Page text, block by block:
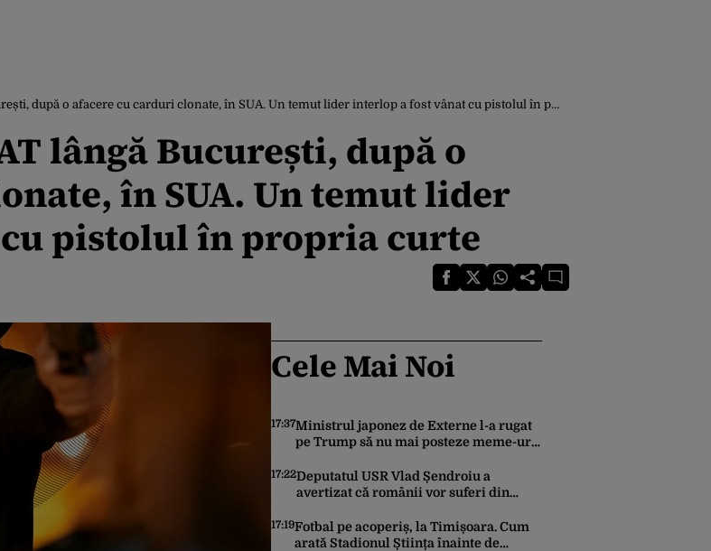
după o afacere cu carduri clonate, în SUA. Un temut lider interlop a fost vânat cu pistolul în propria curte
lângă București, după o
în SUA. Un temut lider
pistolul în propria curte
Cele Mai Noi
17:37Ministrul japonez de Externe l-a rugat
pe Trump să nu mai posteze meme-uri
Mario pe platformele social-media
17:22Deputatul USR Vlad Șendroiu a
avertizat că românii vor suferi din
deștepți vor specula și după vor crește
prețurile”
17:19Fotbal pe acoperiș, la Timișoara. Cum
arată Stadionul Știința înainte de